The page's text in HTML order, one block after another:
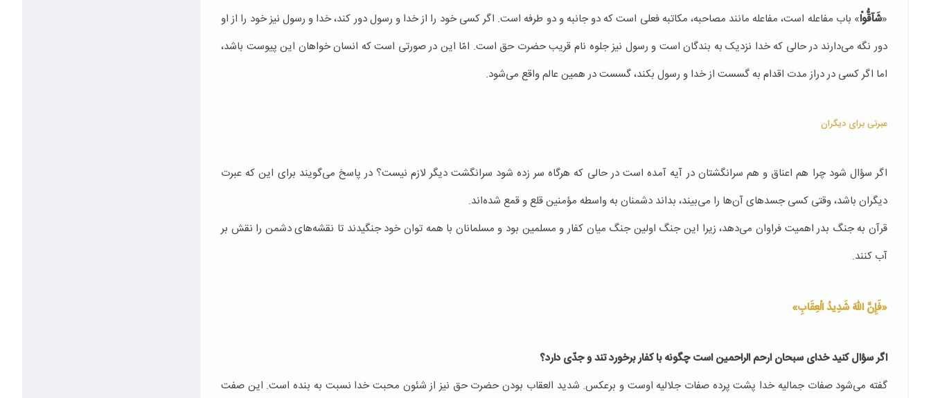
«شَآقُّواْ» باب مفاعله است، مفاعله مانند مصاحبه، مکاتبه فعلی است که دو جانبه و دو طرفه است. اگر کسی خود را از خدا و رسول دور کند، خدا و رسول نیز خود را از او
دور نگه می‌دارند در حالی که خدا نزدیک به بندگان است و رسول نیز جلوه نام قریب حضرت حق است. امّا این در صورتی است که انسان خواهان این پیوست باشد،
اما اگر كسی در دراز مدت اقدام به گسست از خدا و رسول بکند، گسست در همین عالم واقع می‌شود.
عبرتی برای دیگران
اگر سؤال شود چرا هم اعناق و هم سرانگشتان در آیه آمده است در حالی که هرگاه سر زده شود سرانگشت دیگر لازم نیست؟ در پاسخ می‌گویند برای این که عبرت
دیگران باشد، وقتی کسی جسدهای آن‌ها را می‌بیند، بداند دشمنان به واسطه‌ مؤمنین قلع و قمع شده‌اند.
قرآن به جنگ بدر اهمیت فراوان می‌دهد، زیرا این جنگ اولین جنگ میان کفار و مسلمین بود و مسلمانان با همه توان خود جنگیدند تا نقشه‌های دشمن را نقش بر
آب كنند.
«فَإِنَّ اللّهَ شَدِیدُ الْعِقَابِ»
اگر سؤال کنید خدای سبحان ارحم الراحمین است چگونه با کفار برخورد تند و جدّی دارد؟
گفته می‌شود صفات جمالیه خدا پشت پرده صفات جلالیه اوست و برعکس. شدید العقاب بودن حضرت حق نیز از شئون محبت خدا نسبت به بنده است. این صفت